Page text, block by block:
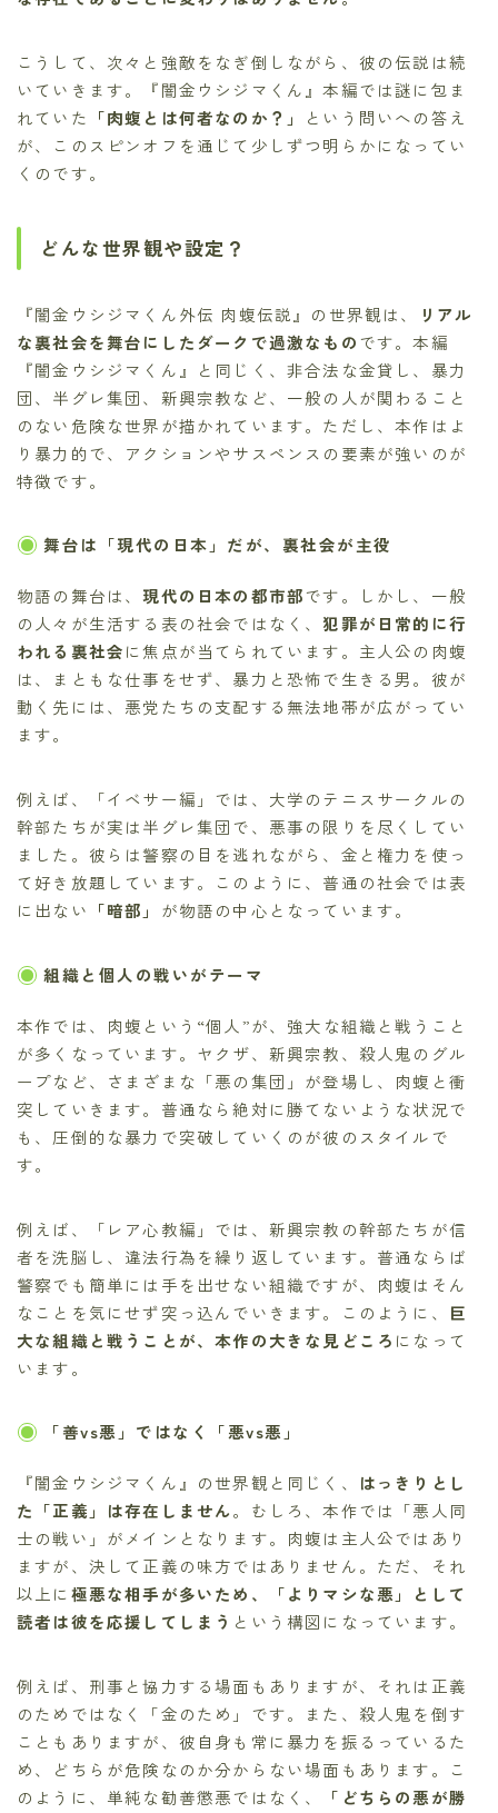
こうして、次々と強敵をなぎ倒しながら、彼の伝説は続
いていきます。『闇金ウシジマくん』本編では謎に包ま
れていた 「肉蝮とは何者なのか？」
という問いへの答え
が、このスピンオフを通じて少しずつ明らかになってい
くのです。
どんな世界観や設定？
『闇金ウシジマくん外伝 肉蝮伝説』の世界観は、
リアル
な裏社会を舞台にしたダークで過激なものです。本編
『闇金ウシジマくん』と同じく、非合法な金貸し、暴力
団、半グレ集団、新興宗教など、一般の人が関わること
のない危険な世界が描かれています。ただし、本作はよ
り暴力的で、アクションやサスペンスの要素が強いのが
特徴です。
舞台は「現代の日本」だが、裏社会が主役
物語の舞台は、現代の日本の都市部です。しかし、一般
の人々が生活する表の社会ではなく、 犯罪が日常的に行
われる裏社会に焦点が当てられています。主人公の肉蝮
は、まともな仕事をせず、暴力と恐怖で生きる男。彼が
動く先には、悪党たちの支配する無法地帯が広がってい
ます。
例えば、「イベサー編」では、大学のテニスサークルの
幹部たちが実は半グレ集団で、悪事の限りを尽くしてい
ました。彼らは警察の目を逃れながら、金と権力を使っ
て好き放題しています。このように、普通の社会では表
に出ない 「暗部」 が物語の中心となっています。
組織と個人の戦いがテーマ
本作では、肉蝮という“個人”が、強大な組織と戦うこと
が多くなっています。ヤクザ、新興宗教、殺人鬼のグル
ープなど、さまざまな「悪の集団」が登場し、肉蝮と衝
突していきます。普通なら絶対に勝てないような状況で
も、圧倒的な暴力で突破していくのが彼のスタイルで
す。
例えば、「レア心教編」では、新興宗教の幹部たちが信
者を洗脳し、違法行為を繰り返しています。普通ならば
警察でも簡単には手を出せない組織ですが、肉蝮はそん
なことを気にせず突っ込んでいきます。このように、
巨
大な組織と戦うことが、本作の大きな見どころ になって
います。
「善vs悪」ではなく「悪vs悪」
『闇金ウシジマくん』の世界観と同じく、
はっきりとし
た「正義」は存在しません。むしろ、本作では「悪人同
士の戦い」がメインとなります。肉蝮は主人公ではあり
ますが、決して正義の味方ではありません。ただ、それ
以上に 極悪な相手が多いため、「よりマシな悪」として
読者は彼を応援してしまう という構図になっています。
例えば、刑事と協力する場面もありますが、それは正義
のためではなく「金のため」です。また、殺人鬼を倒す
こともありますが、彼自身も常に暴力を振るっているた
め、どちらが危険なのか分からない場面もあります。こ
のように、単純な勧善懲悪ではなく、
「どちらの悪が勝